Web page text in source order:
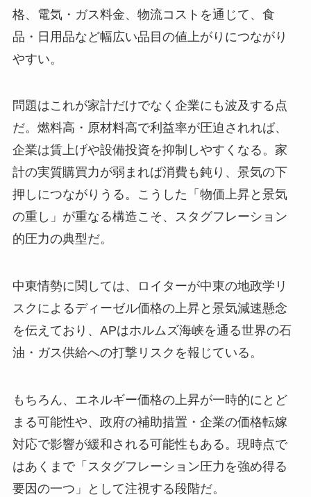
格、電気・ガス料金、物流コストを通じて、食
品・日用品など幅広い品目の値上がりにつながり
やすい。
問題はこれが家計だけでなく企業にも波及する点
だ。燃料高・原材料高で利益率が圧迫されれば、
企業は賃上げや設備投資を抑制しやすくなる。家
計の実質購買力が弱まれば消費も鈍り、景気の下
押しにつながりうる。こうした「物価上昇と景気
の重し」が重なる構造こそ、スタグフレーション
的圧力の典型だ。
中東情勢に関しては、ロイターが中東の地政学リ
スクによるディーゼル価格の上昇と景気減速懸念
を伝えており、APはホルムズ海峡を通る世界の石
油・ガス供給への打撃リスクを報じている。
もちろん、エネルギー価格の上昇が一時的にとど
まる可能性や、政府の補助措置・企業の価格転嫁
対応で影響が緩和される可能性もある。現時点で
はあくまで「スタグフレーション圧力を強め得る
要因の一つ」として注視する段階だ。